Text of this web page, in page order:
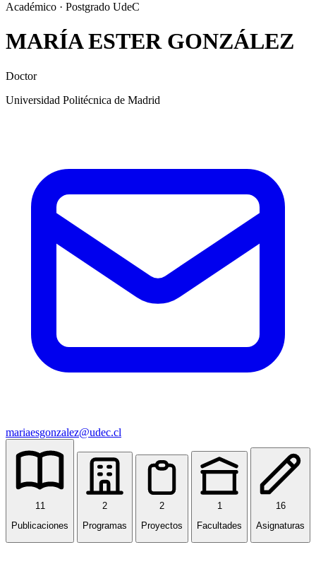
Académico · Postgrado UdeC
MARÍA ESTER GONZÁLEZ
Doctor
Universidad Politécnica de Madrid
mariaesgonzalez@udec.cl
11
Publicaciones
2
Programas
2
Proyectos
1
Facultades
16
Asignaturas